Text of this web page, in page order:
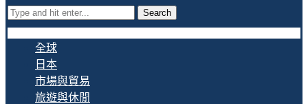
Search
全球
日本
市場與貿易
旅遊與休閒